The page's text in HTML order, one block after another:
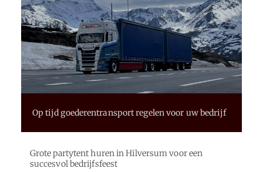
Op tijd goederentransport regelen voor uw bedrijf
Grote partytent huren in Hilversum voor een
succesvol bedrijfsfeest